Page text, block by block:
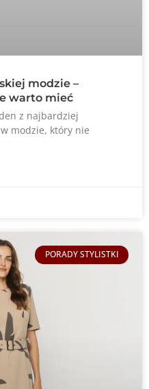
modzie –
warto mieć
z najbardziej
modzie, który nie
PORADY STYLISTKI